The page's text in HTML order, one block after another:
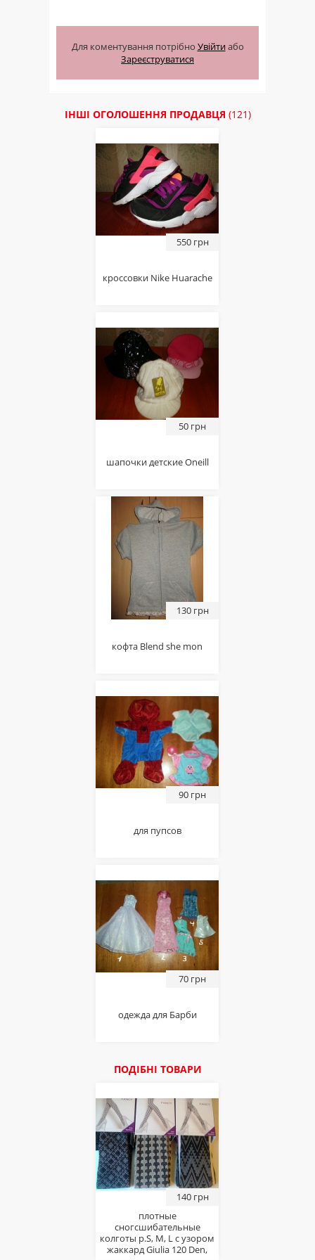
Для коментування потрібно Увійтиабо
Зареєструватися
ІНШІ ОГОЛОШЕННЯ ПРОДАВЦЯ (121)
550 грн
кроссовки Nike Huarache
50 грн
шапочки детские Oneill
130 грн
кофта Blend she mon
90 грн
для пупсов
70 грн
одежда для Барби
ПОДІБНІ ТОВАРИ
140 грн
плотные
сногсшибательные
колготы р.S, М, L с узором
жаккард Giulia 120 Den,